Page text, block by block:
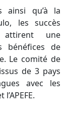
ainsi qu’à la
les succès
une
bénéfices de
Le comité de
de 3 pays
avec les